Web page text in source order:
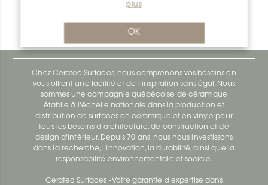
plus
OK
Bara-Rw E90/RW120BW
Chez Ceratec Surfaces, nous comprenons vos besoins en
vous offrant une facilité et de l’inspiration sans égal. Nous
sommes une compagnie québécoise de céramique
établie à l'échelle nationale dans la production et
distribution de surfaces en céramique et en vinyle pour
tous les besoins d'architecture, de construction et de
design d'intérieur. Depuis 70 ans, nous nous investissons
dans la recherche, l’innovation, la durabilité, ainsi que la
responsabilité environnementale et sociale.
Ceratec Surfaces - Votre garantie d'expertise dans